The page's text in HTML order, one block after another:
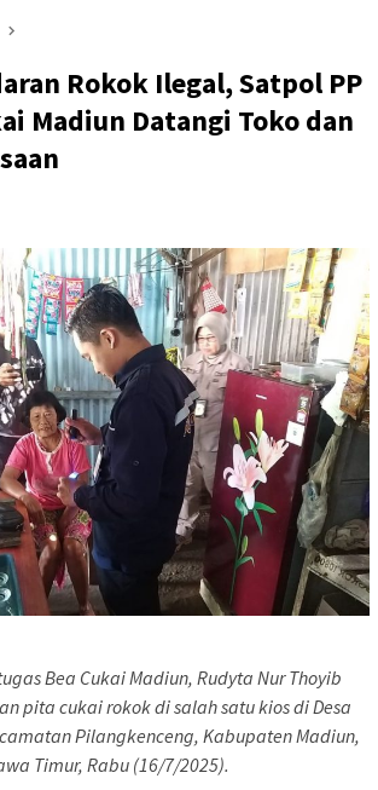
Rokok Ilegal, Satpol PP
Madiun Datangi Toko dan
Bea Cukai Madiun, Rudyta Nur Thoyib
pita cukai rokok di salah satu kios di Desa
Pilangkenceng, Kabupaten Madiun,
Timur, Rabu (16/7/2025).